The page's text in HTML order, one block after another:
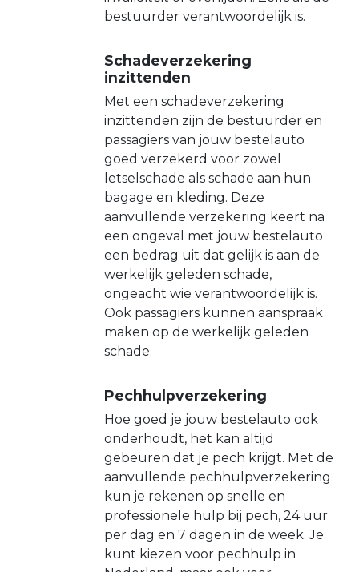
bestuurder verantwoordelijk is.
Schadeverzekering
inzittenden
Met een schadeverzekering
inzittenden zijn de bestuurder en
passagiers van jouw bestelauto
goed verzekerd voor zowel
letselschade als schade aan hun
bagage en kleding. Deze
aanvullende verzekering keert na
een ongeval met jouw bestelauto
een bedrag uit dat gelijk is aan de
werkelijk geleden schade,
ongeacht wie verantwoordelijk is.
Ook passagiers kunnen aanspraak
maken op de werkelijk geleden
schade.
Pechhulpverzekering
Hoe goed je jouw bestelauto ook
onderhoudt, het kan altijd
gebeuren dat je pech krijgt. Met de
aanvullende pechhulpverzekering
kun je rekenen op snelle en
professionele hulp bij pech, 24 uur
per dag en 7 dagen in de week. Je
kunt kiezen voor pechhulp in